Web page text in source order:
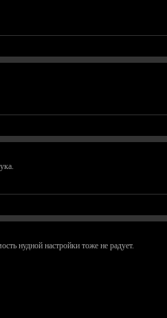
нудной настройки тоже не радует.